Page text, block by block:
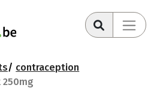
contraception
250mg